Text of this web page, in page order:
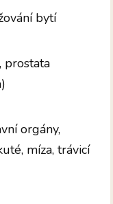
bytí
prostata
orgány,
míza, trávicí